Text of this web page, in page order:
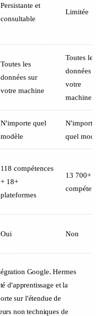
Persistante et
consultable
Limitée
Toutes les
données sur
votre machine
Toutes les
données
votre
machine
N'importe quel
modèle
N'importe
quel
118 compétences
+ 18+
plateformes
13 700+
Oui Non
Google. Hermes
d'apprentissage et la
sur l'étendue de
non techniques de